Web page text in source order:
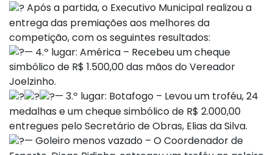
Após a partida, o Executivo Municipal realizou a
entrega das premiações aos melhores da
competição, com os seguintes resultados:
— 4.º lugar: América – Recebeu um cheque
simbólico de R$ 1.500,00 das mãos do Vereador
Joelzinho.
— 3.º lugar: Botafogo – Levou um troféu, 24
medalhas e um cheque simbólico de R$ 2.000,00
entregues pelo Secretário de Obras, Elias da Silva.
— Goleiro menos vazado – O Coordenador de